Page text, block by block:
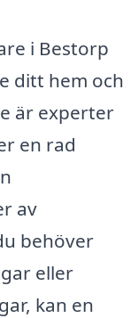
i Bestorp
ditt hem och
är experter
en rad
av
behöver
eller
kan en